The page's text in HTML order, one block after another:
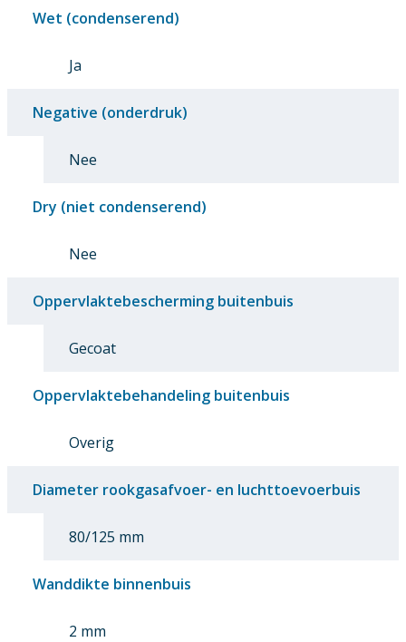
Wet (condenserend)
Ja
Negative (onderdruk)
Nee
Dry (niet condenserend)
Nee
Oppervlaktebescherming buitenbuis
Gecoat
Oppervlaktebehandeling buitenbuis
Overig
Diameter rookgasafvoer- en luchttoevoerbuis
80/125 mm
Wanddikte binnenbuis
2 mm